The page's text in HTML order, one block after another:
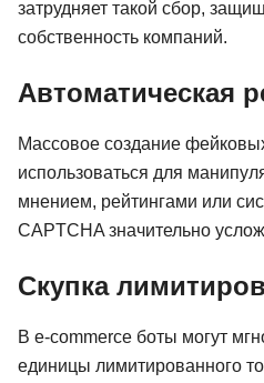
затрудняет такой сбор,
собственность компаний.
Автоматическая
Массовое создание
использоваться для
мнением, рейтингами или
CAPTCHA значительно
Скупка
В e-commerce боты могут
единицы лимитированного